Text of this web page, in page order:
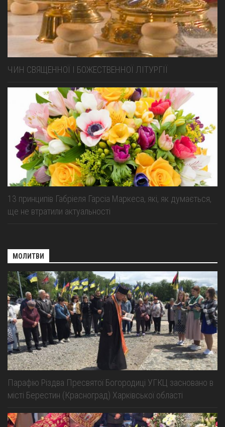
ЧИН СВЯЩЕННОЇ І БОЖЕСТВЕННОЇ ЛІТУРГІЇ
13 принципів Габріеля Гарсіа Маркеса, які, як думається,
ще не втратили актуальності
МОЛИТВИ
Парафію Різдва Пресвятої Богородиці УГКЦ засновано в
місті Берестин (Красноград) Харківської області